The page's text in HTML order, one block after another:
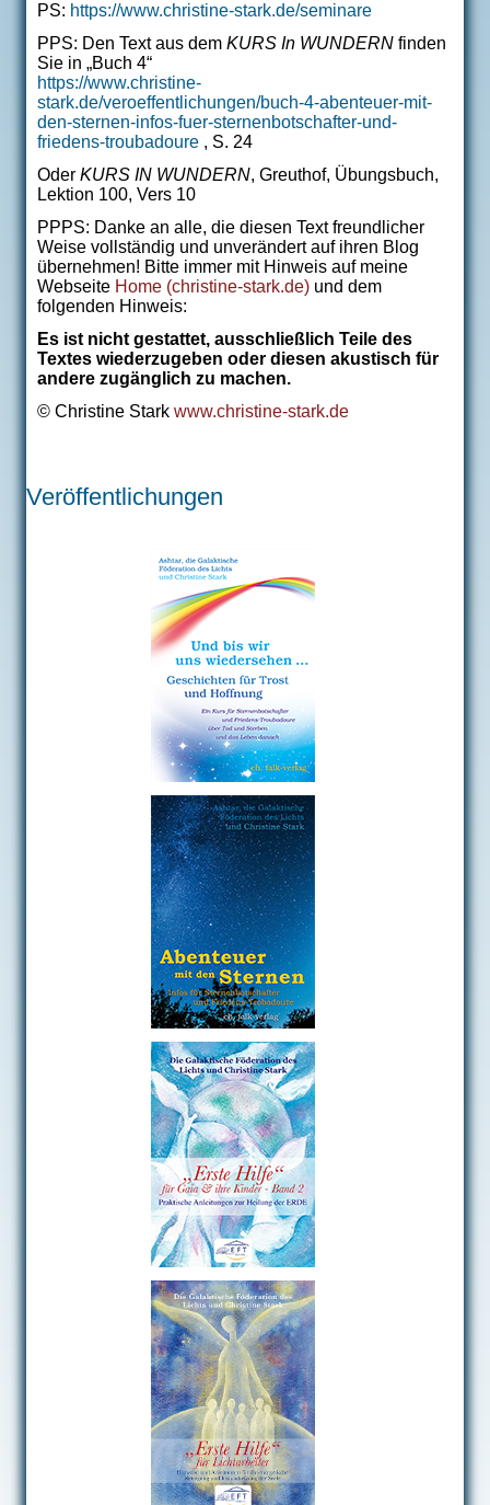
PS: https://www.christine-stark.de/seminare
PPS: Den Text aus dem KURS In WUNDERN finden
Sie in „Buch 4“
https://www.christine-
stark.de/veroeffentlichungen/buch-4-abenteuer-mit-
den-sternen-infos-fuer-sternenbotschafter-und-
friedens-troubadoure , S. 24
Oder KURS IN WUNDERN, Greuthof, Übungsbuch,
Lektion 100, Vers 10
PPPS: Danke an alle, die diesen Text freundlicher
Weise vollständig und unverändert auf ihren Blog
übernehmen! Bitte immer mit Hinweis auf meine
Webseite Home (christine-stark.de) und dem
folgenden Hinweis:
Es ist nicht gestattet, ausschließlich Teile des
Textes wiederzugeben oder diesen akustisch für
andere zugänglich zu machen.
© Christine Stark www.christine-stark.de
Veröffentlichungen